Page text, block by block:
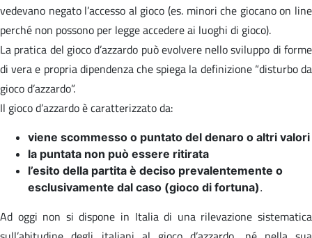
vedevano negato l’accesso al gioco (es. minori che giocano on line
perché non possono per legge accedere ai luoghi di gioco).
La pratica del gioco d’azzardo può evolvere nello sviluppo di forme
di vera e propria dipendenza che spiega la definizione “disturbo da
gioco d’azzardo”.
Il gioco d’azzardo è caratterizzato da:
viene scommesso o puntato del denaro o altri valori
la puntata non può essere ritirata
l’esito della partita è deciso prevalentemente o
esclusivamente dal caso (gioco di fortuna).
Ad oggi non si dispone in Italia di una rilevazione sistematica